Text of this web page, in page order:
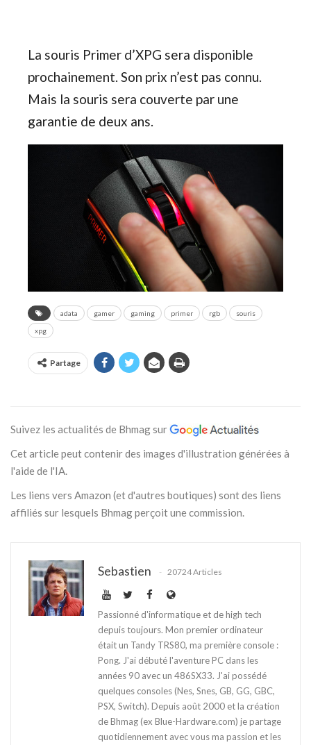
La souris Primer d’XPG sera disponible
prochainement. Son prix n’est pas connu.
Mais la souris sera couverte par une
garantie de deux ans.
adata gamer gaming primer rgb souris
xpg
Partage
Suivez les actualités de Bhmag sur
Cet article peut contenir des images d'illustration générées à
l'aide de l'IA.
Les liens vers Amazon (et d'autres boutiques) sont des liens
affiliés sur lesquels Bhmag perçoit une commission.
Sebastien 20724 Articles
Passionné d'informatique et de high tech
depuis toujours. Mon premier ordinateur
était un Tandy TRS80, ma première console :
Pong. J'ai débuté l'aventure PC dans les
années 90 avec un 486SX33. J'ai possédé
quelques consoles (Nes, Snes, GB, GG, GBC,
PSX, Switch). Depuis août 2000 et la création
de Bhmag (ex Blue-Hardware.com) je partage
quotidiennement avec vous ma passion et les